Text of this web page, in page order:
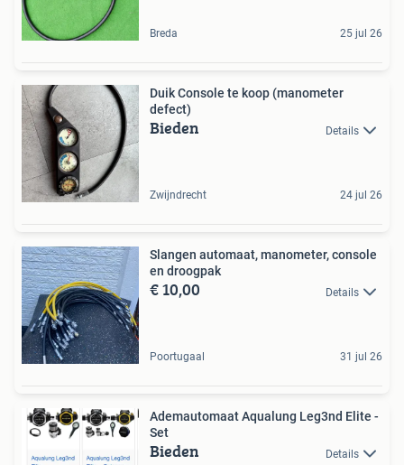
Breda 25 jul 26
Duik Console te koop (manometer
defect)
Bieden Details
Zwijndrecht 24 jul 26
Slangen automaat, manometer, console
en droogpak
€ 10,00 Details
Poortugaal 31 jul 26
Ademautomaat Aqualung Leg3nd Elite -
Set
Bieden Details